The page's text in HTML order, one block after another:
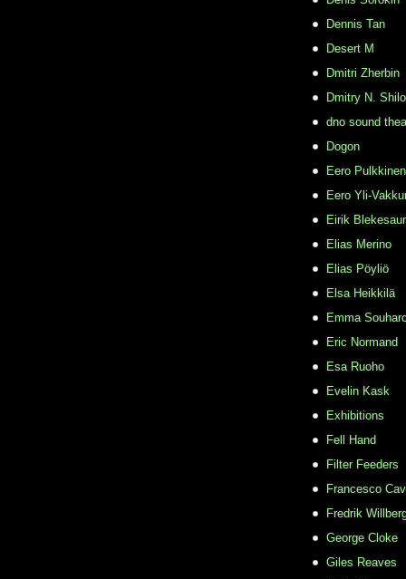
Dennis Tan
Desert M
Dmitri Zherbin
Dmitry N.
dno sound
Dogon
Eero Pulkkinen
Eero Yli-
Eirik
Elias Merino
Elias Pöyliö
Elsa Heikkilä
Emma
Eric Normand
Esa Ruoho
Evelin Kask
Exhibitions
Fell Hand
Filter Feeders
Francesco
Fredrik
George Cloke
Giles Reaves